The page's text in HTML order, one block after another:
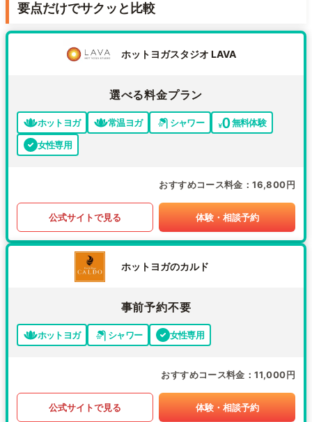
要点だけでサクッと比較
ホットヨガスタジオ LAVA
選べる料金プラン
ホットヨガ 常温ヨガ シャワー
無料体験
女性専用
おすすめコース料金 16,800円
公式サイトで見る 体験・相談予約
ホットヨガのカルド
事前予約不要
ホットヨガ シャワー 女性専用
おすすめコース料金 11,000円
公式サイトで見る 体験・相談予約